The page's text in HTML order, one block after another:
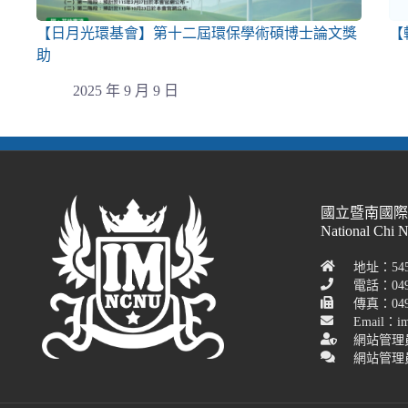
【日月光環基會】第十二屆環保學術碩博士論文獎
助
2025 年 9 月 9 日
國立暨南國
National Chi
地址：
電話：
傳真：
Email：
網站管理
網站管理